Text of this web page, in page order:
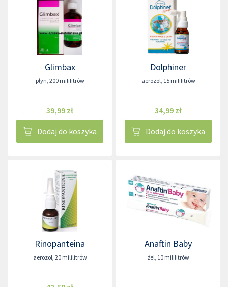
Glimbax
płyn, 200 mililitrów
39,99 zł
Dodaj do koszyka
Dolphiner
aerozol, 15 mililitrów
34,99 zł
Dodaj do koszyka
Rinopanteina
aerozol, 20 mililitrów
Anaftin Baby
żel, 10 mililitrów